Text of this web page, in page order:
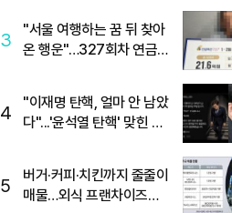
3
"서울 여행하는 꿈 뒤 찾아
온 행운"…327회차 연금
4
"이재명 탄핵, 얼마 안 남았
다"...'윤석열 탄핵' 맞힌 무
5
버거·커피·치킨까지 줄줄이
매물…외식 프랜차이즈